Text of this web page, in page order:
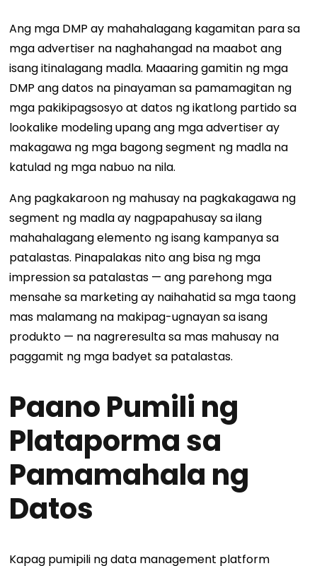
Ang mga DMP ay mahahalagang kagamitan para sa
mga advertiser na naghahangad na maabot ang
isang itinalagang madla. Maaaring gamitin ng mga
DMP ang datos na pinayaman sa pamamagitan ng
mga pakikipagsosyo at datos ng ikatlong partido sa
lookalike modeling upang ang mga advertiser ay
makagawa ng mga bagong segment ng madla na
katulad ng mga nabuo na nila.
Ang pagkakaroon ng mahusay na pagkakagawa ng
segment ng madla ay nagpapahusay sa ilang
mahahalagang elemento ng isang kampanya sa
patalastas. Pinapalakas nito ang bisa ng mga
impression sa patalastas — ang parehong mga
mensahe sa marketing ay naihahatid sa mga taong
mas malamang na makipag-ugnayan sa isang
produkto — na nagreresulta sa mas mahusay na
paggamit ng mga badyet sa patalastas.
Paano Pumili ng
Plataporma sa
Pamamahala ng
Datos
Kapag pumipili ng data management platform